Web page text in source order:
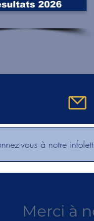
2026
Merci à